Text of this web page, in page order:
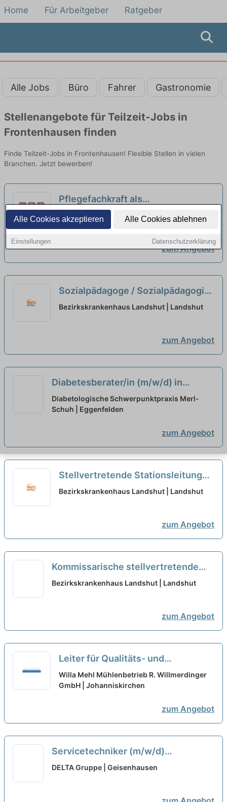
Alle Cookies akzeptieren Alle Cookies ablehnen
Einstellungen Datenschutzerklärung
Home Für Arbeitgeber Ratgeber
Alle Jobs Büro Fahrer Gastronomie
Stellenangebote für Teilzeit-Jobs in
Frontenhausen finden
Finde Teilzeit-Jobs in Frontenhausen! Flexible Stellen in vielen
Branchen. Jetzt bewerben!
Pflegefachkraft als
Dauernachtwache (m/w/d) in
Teilzeit - Mit Qualifikation & Herz
Pflegeheim St. Josef | Neumarkt-Sankt Veit
zum Angebot
Sozialpädagoge / Sozialpädagogin
(m/w/d) Vollzeit / Teilzeit neu
Bezirkskrankenhaus Landshut | Landshut
zum Angebot
Diabetesberater/in (m/w/d) in
Voll/Teilzeit, Diabetesassistent/in
DGG (m/w/d), Ökotrophologe/in
Diabetologische Schwerpunktpraxis Merl-
Schuh | Eggenfelden
zum Angebot
Stellvertretende Stationsleitung
(m/w/d) Vollzeit / Teilzeit neu
Bezirkskrankenhaus Landshut | Landshut
zum Angebot
Kommissarische stellvertretende
Stationsleitung (m/w/d) Vollzeit /
Bezirkskrankenhaus Landshut | Landshut
zum Angebot
Leiter für Qualitäts- und
Hygienemanagement (m/w/d) -
Vollzeit / Teilzeit neu
Willa Mehl Mühlenbetrieb R. Willmerdinger
GmbH | Johanniskirchen
zum Angebot
Servicetechniker (m/w/d)
Gebäudetechnik HSK mit
DELTA Gruppe | Geisenhausen